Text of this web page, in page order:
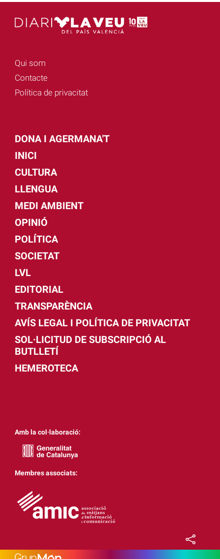
Qui som
Contacte
Política de privacitat
DONA I AGERMANA'T
INICI
CULTURA
LLENGUA
MEDI AMBIENT
OPINIÓ
POLÍTICA
SOCIETAT
LVL
EDITORIAL
TRANSPARÈNCIA
AVÍS LEGAL I POLÍTICA DE PRIVACITAT
SOL·LICITUD DE SUBSCRIPCIÓ AL
BUTLLETÍ
HEMEROTECA
Amb la col·laboració:
Membres associats: